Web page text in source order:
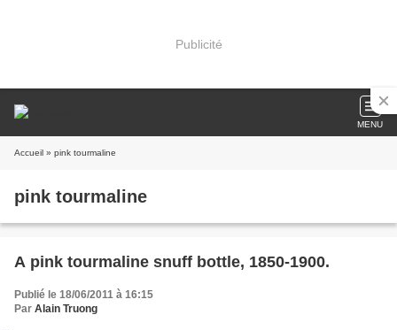
Publicité
MENU
Accueil » pink tourmaline
pink tourmaline
A pink tourmaline snuff bottle, 1850-1900.
Publié le 18/06/2011 à 16:15
Par Alain Truong